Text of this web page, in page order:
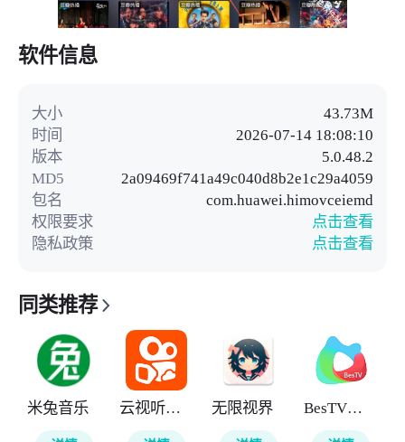
软件信息
大小
43.73M
时间
2026-07-14 18:08:10
版本
5.0.48.2
MD5
2a09469f741a49c040d8b2e1c29a4059
包名
com.huawei.himovceiemd
权限要求
点击查看
隐私政策
点击查看
同类推荐
米兔音乐 云视听快TV 无限视界 BesTV粤视厅